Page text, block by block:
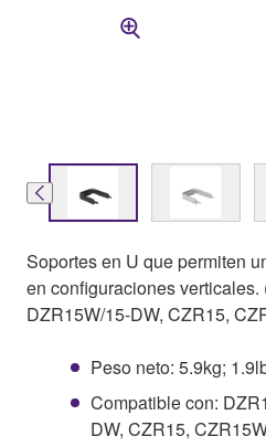
Soportes en U que permiten
en configuraciones
DZR15W/15-DW, CZR15,
Peso neto: 5.9kg;
Compatible con:
DW, CZR15,